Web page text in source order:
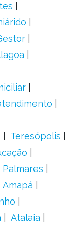
Teresópolis
Palmares
Amapá
Atalaia